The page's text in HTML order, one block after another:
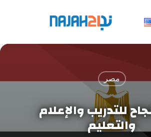
مصر
للتدريب والإعلام
والتعليم